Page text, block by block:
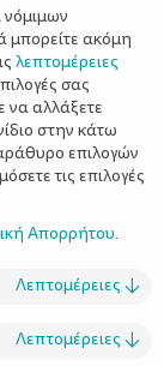
νόμιμων
μπορείτε ακόμη
λεπτομέρειες
σας
να αλλάξετε
στην κάτω
επιλογών
τις επιλογές
Απορρήτου.
Λεπτομέρειες ↓
Λεπτομέρειες ↓